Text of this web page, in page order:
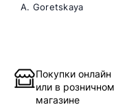
A. Goretskaya
Покупки онлайн
или в розничном
магазине